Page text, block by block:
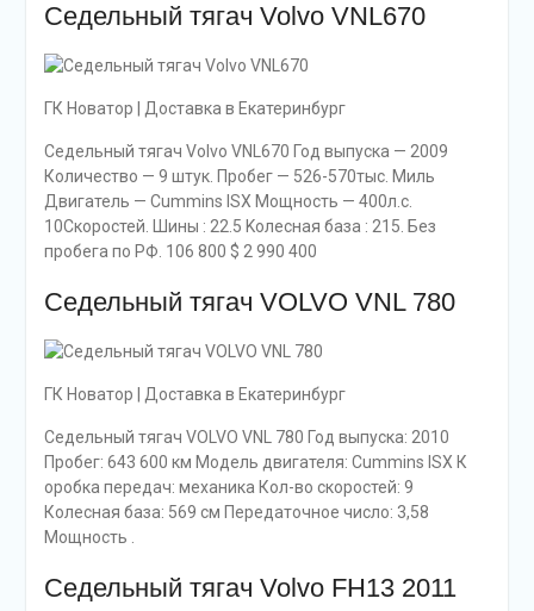
Седельный тягач Volvo VNL670
ГК Новатор | Доставка в Екатеринбург
Седельный тягач Volvo VNL670 Год выпуска — 2009
Количество — 9 штук. Пробег — 526-570тыс. Миль
Двигатель — Cummins ISX Мощность — 400л.с.
10Скоростей. Шины : 22.5 Kолесная база : 215. Без
пробега по РФ. 106 800 $ 2 990 400
Седельный тягач VOLVO VNL 780
ГК Новатор | Доставка в Екатеринбург
Седельный тягач VOLVO VNL 780 Год выпуска: 2010
Пробег: 643 600 км Модель двигателя: Cummins ISX К
оробка передач: механика Кол-во скоростей: 9
Колесная база: 569 см Передаточное число: 3,58
Мощность .
Седельный тягач Volvo FH13 2011